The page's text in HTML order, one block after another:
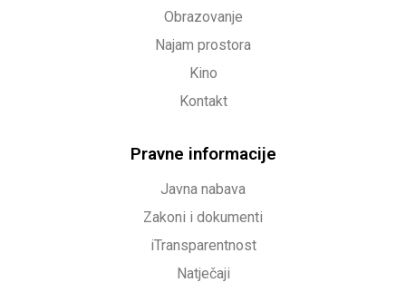
Obrazovanje
Najam prostora
Kino
Kontakt
Pravne informacije
Javna nabava
Zakoni i dokumenti
iTransparentnost
Natječaji